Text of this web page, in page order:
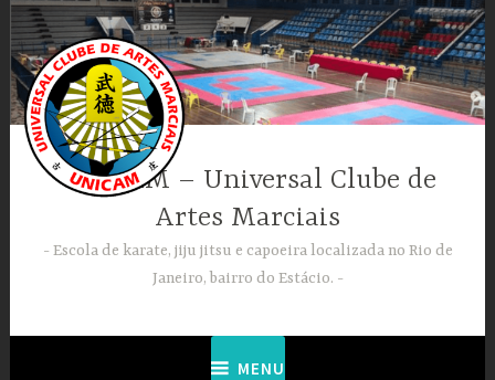
Ir
para
conteúdo
UNICAM – Universal Clube de
Artes Marciais
Escola de karate, jiju jitsu e capoeira localizada no Rio de
Janeiro, bairro do Estácio.
MENU